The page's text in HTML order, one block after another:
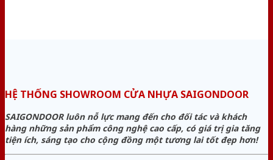
HỆ THỐNG SHOWROOM CỬA NHỰA SAIGONDOOR
SAIGONDOOR luôn nỗ lực mang đến cho đối tác và khách
hàng những sản phẩm công nghệ cao cấp, có giá trị gia tăng
tiện ích, sáng tạo cho cộng đồng một tương lai tốt đẹp hơn!